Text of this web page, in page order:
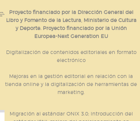
Proyecto financiado por la Dirección General del
Libro y Fomento de la Lectura, Ministerio de Cultura
y Deporte. Proyecto financiado por la Unión
Europea-Next Generation EU
Digitalización de contenidos editoriales en formato
electrónico
Mejoras en la gestión editorial en relación con la
tienda online y la digitalización de herramientas de
marketing.
Migración al estándar ONIX 3.0; introducción del